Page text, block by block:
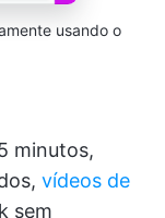
usando o
minutos,
vídeos de
sem